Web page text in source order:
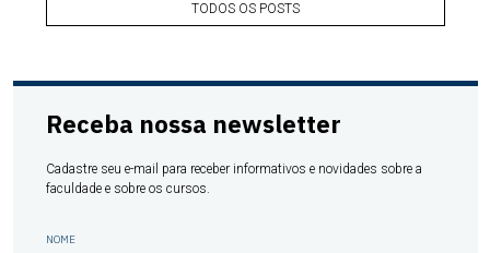
TODOS OS POSTS
Receba nossa newsletter
Cadastre seu e-mail para receber informativos e novidades sobre a
faculdade e sobre os cursos.
NOME